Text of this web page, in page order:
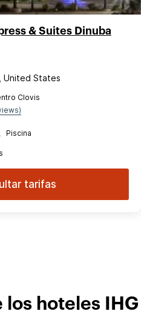
& Suites Dinuba
United States
Clovis
Piscina
tarifas
los hoteles IHG